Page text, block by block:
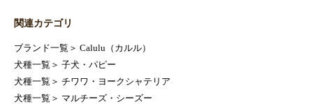
関連カテゴリ
ブランド一覧 ＞ Calulu（カルル）
犬種一覧 ＞ 子犬・パピー
犬種一覧 ＞ チワワ・ヨークシャテリア
犬種一覧 ＞ マルチーズ・シーズー